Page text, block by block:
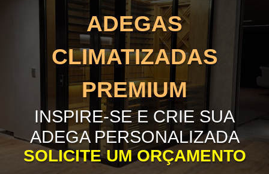
ADEGAS
CLIMATIZADAS
PREMIUM
INSPIRE-SE E CRIE SUA
ADEGA PERSONALIZADA
SOLICITE UM ORÇAMENTO